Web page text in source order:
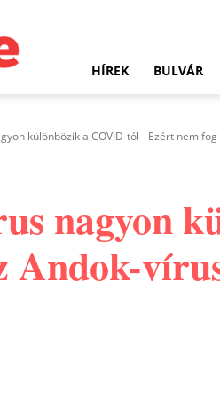
HÍREK BULVÁR
különbözik a COVID-tól - Ezért nem
nagyon
Andok-